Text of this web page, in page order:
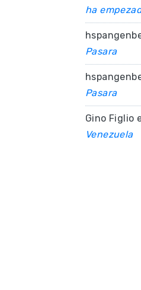
ha
Pasara
Pasara
Gino Figlio
Venezuela